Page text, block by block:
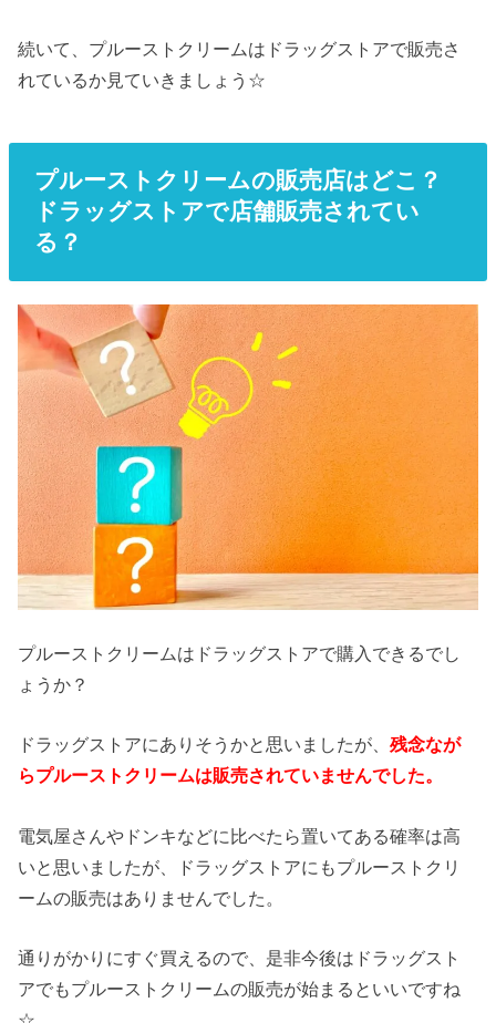
続いて、プルーストクリームはドラッグストアで販売さ
れているか見ていきましょう☆
プルーストクリームの販売店はどこ？
ドラッグストアで店舗販売されてい
る？
プルーストクリームはドラッグストアで購入できるでし
ょうか？
ドラッグストアにありそうかと思いましたが、残念なが
らプルーストクリームは販売されていませんでした。
電気屋さんやドンキなどに比べたら置いてある確率は高
いと思いましたが、ドラッグストアにもプルーストクリ
ームの販売はありませんでした。
通りがかりにすぐ買えるので、是非今後はドラッグスト
アでもプルーストクリームの販売が始まるといいですね